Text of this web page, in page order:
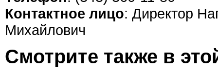
Контактное лицо: Директор
Михайлович
Смотрите также в